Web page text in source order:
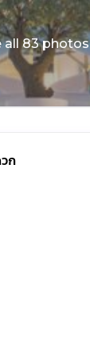
all 83 photos
ก